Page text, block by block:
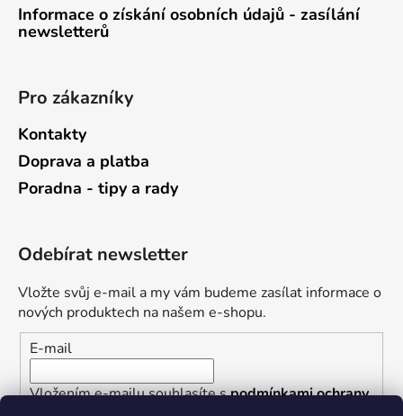
Informace o získání osobních údajů - zasílání
newsletterů
Pro zákazníky
Kontakty
Doprava a platba
Poradna - tipy a rady
Odebírat newsletter
Vložte svůj e-mail a my vám budeme zasílat informace o
nových produktech na našem e-shopu.
E-mail
Vložením e-mailu souhlasíte spodmínkami ochrany